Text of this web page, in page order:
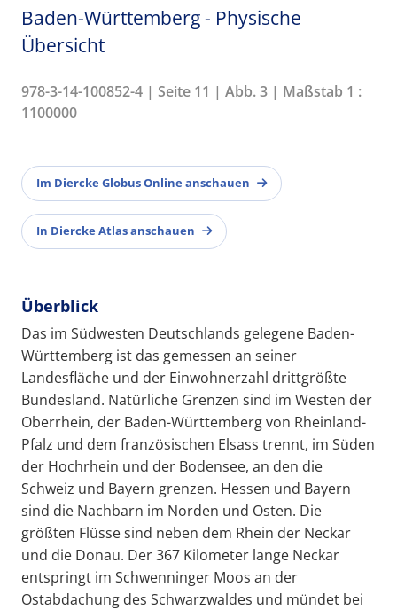
Baden-Württemberg - Physische
Übersicht
978-3-14-100852-4 | Seite 11 | Abb. 3 | Maßstab 1 :
1100000
Im Diercke Globus Online anschauen
In Diercke Atlas anschauen
Überblick
Das im Südwesten Deutschlands gelegene Baden-
Württemberg ist das gemessen an seiner
Landesfläche und der Einwohnerzahl drittgrößte
Bundesland. Natürliche Grenzen sind im Westen der
Oberrhein, der Baden-Württemberg von Rheinland-
Pfalz und dem französischen Elsass trennt, im Süden
der Hochrhein und der Bodensee, an den die
Schweiz und Bayern grenzen. Hessen und Bayern
sind die Nachbarn im Norden und Osten. Die
größten Flüsse sind neben dem Rhein der Neckar
und die Donau. Der 367 Kilometer lange Neckar
entspringt im Schwenninger Moos an der
Ostabdachung des Schwarzwaldes und mündet bei